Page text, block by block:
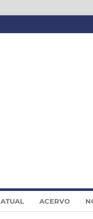
ATUAL ACERVO